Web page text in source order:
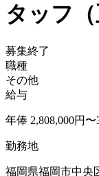
タッフ（
募集終了
職種
その他
給与
年俸 2,808,000円〜
勤務地
福岡県福岡市中